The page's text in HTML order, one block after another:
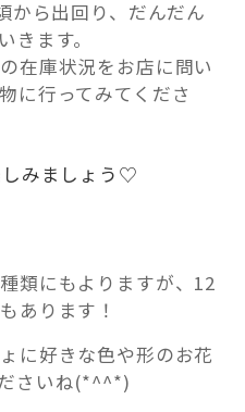
から出回り、だんだん
きます。
在庫状況をお店に問い
に行ってみてくださ
みましょう♡
類にもよりますが、12
あります！
に好きな色や形のお花
さいね(*^^*)